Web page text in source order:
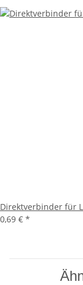
Direktverbinder für
0,69 € *